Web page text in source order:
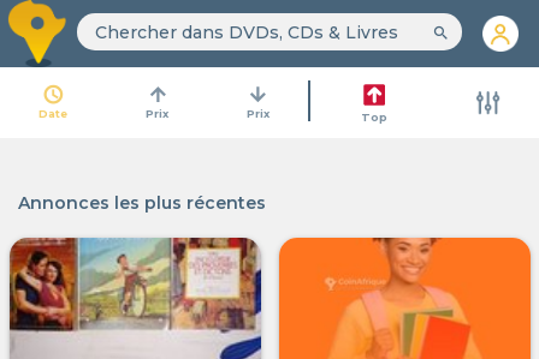
search
access_time
Date
arrow_upward
Prix
arrow_downward
Prix Top
Annonces les plus récentes